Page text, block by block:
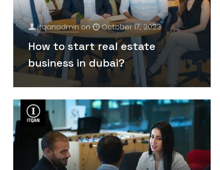
itqanadminon October 17, 2023
How to start real estate
business in dubai?